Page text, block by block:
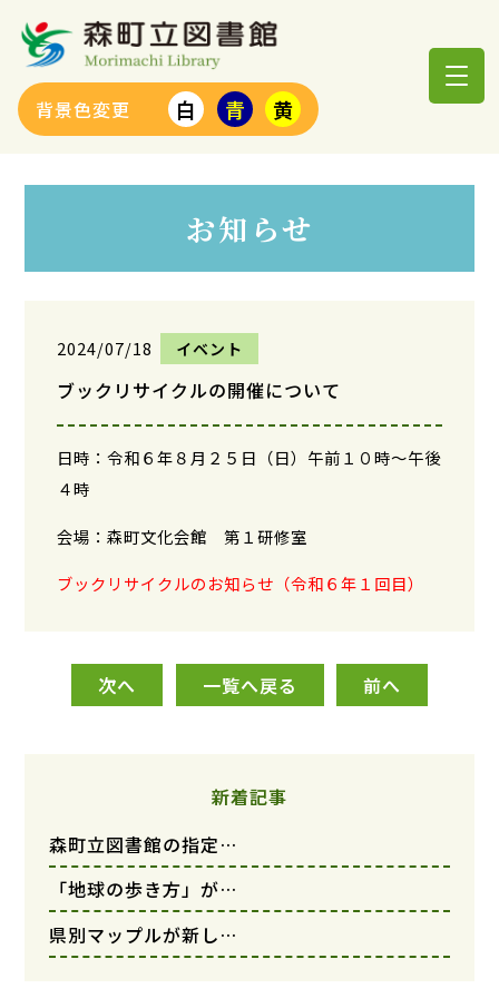
背景色変更 白 青 黄
お知らせ
2024/07/18 イベント
ブックリサイクルの開催について
日時：令和６年８月２５日（日）午前１０時～午後
４時
会場：森町文化会館 第１研修室
ブックリサイクルのお知らせ（令和６年１回目）
次へ 一覧へ戻る 前へ
新着記事
森町立図書館の指定…
「地球の歩き方」が…
県別マップルが新し…